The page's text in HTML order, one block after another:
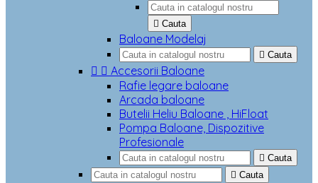
 Cauta
Baloane Modelaj
 Cauta
  Accesorii Baloane
Rafie legare baloane
Arcada baloane
Butelii Heliu Baloane , HiFloat
Pompa Baloane, Dispozitive
Profesionale
 Cauta
 Cauta